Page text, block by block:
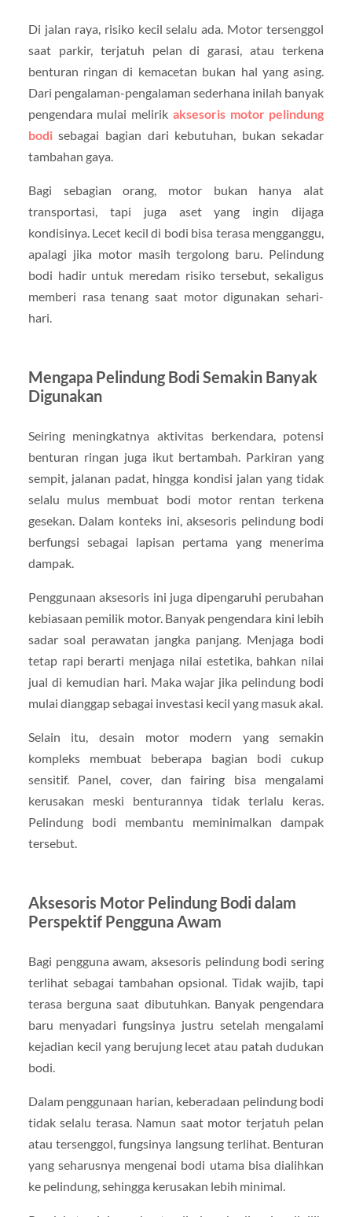
Di jalan raya, risiko kecil selalu ada. Motor tersenggol
saat parkir, terjatuh pelan di garasi, atau terkena
benturan ringan di kemacetan bukan hal yang asing.
Dari pengalaman-pengalaman sederhana inilah banyak
pengendara mulai melirik aksesoris motor pelindung
bodi sebagai bagian dari kebutuhan, bukan sekadar
tambahan gaya.
Bagi sebagian orang, motor bukan hanya alat
transportasi, tapi juga aset yang ingin dijaga
kondisinya. Lecet kecil di bodi bisa terasa mengganggu,
apalagi jika motor masih tergolong baru. Pelindung
bodi hadir untuk meredam risiko tersebut, sekaligus
memberi rasa tenang saat motor digunakan sehari-
hari.
Mengapa Pelindung Bodi Semakin Banyak
Digunakan
Seiring meningkatnya aktivitas berkendara, potensi
benturan ringan juga ikut bertambah. Parkiran yang
sempit, jalanan padat, hingga kondisi jalan yang tidak
selalu mulus membuat bodi motor rentan terkena
gesekan. Dalam konteks ini, aksesoris pelindung bodi
berfungsi sebagai lapisan pertama yang menerima
dampak.
Penggunaan aksesoris ini juga dipengaruhi perubahan
kebiasaan pemilik motor. Banyak pengendara kini lebih
sadar soal perawatan jangka panjang. Menjaga bodi
tetap rapi berarti menjaga nilai estetika, bahkan nilai
jual di kemudian hari. Maka wajar jika pelindung bodi
mulai dianggap sebagai investasi kecil yang masuk akal.
Selain itu, desain motor modern yang semakin
kompleks membuat beberapa bagian bodi cukup
sensitif. Panel, cover, dan fairing bisa mengalami
kerusakan meski benturannya tidak terlalu keras.
Pelindung bodi membantu meminimalkan dampak
tersebut.
Aksesoris Motor Pelindung Bodi dalam
Perspektif Pengguna Awam
Bagi pengguna awam, aksesoris pelindung bodi sering
terlihat sebagai tambahan opsional. Tidak wajib, tapi
terasa berguna saat dibutuhkan. Banyak pengendara
baru menyadari fungsinya justru setelah mengalami
kejadian kecil yang berujung lecet atau patah dudukan
bodi.
Dalam penggunaan harian, keberadaan pelindung bodi
tidak selalu terasa. Namun saat motor terjatuh pelan
atau tersenggol, fungsinya langsung terlihat. Benturan
yang seharusnya mengenai bodi utama bisa dialihkan
ke pelindung, sehingga kerusakan lebih minimal.